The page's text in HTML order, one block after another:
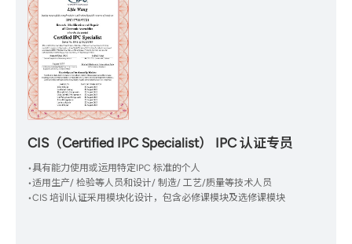
CIS（Certified IPC Specialist） IPC 认证专员
•具有能力使用或运用特定IPC 标准的个人
•适用生产/ 检验等人员和设计/ 制造/ 工艺/质量等技术人员
•CIS 培训认证采用模块化设计，包含必修课模块及选修课模块